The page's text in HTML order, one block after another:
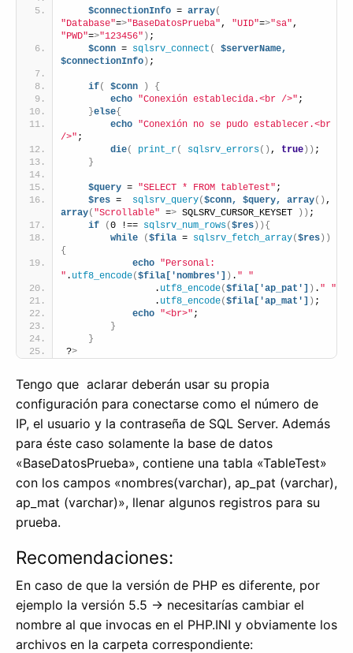
$connectionInfo = array(
"Database"=>"BaseDatosPrueba" , "UID"=>"sa"
"PWD"=>"123456" ) ;
$conn = sqlsrv_connect (
$serverName,
$connectionInfo) ;
if( $conn )
{
echo "Conexión establecida.<br />" ;
}else{
echo "Conexión no se pudo establecer.<br
/>" ;
die( print_r( sqlsrv_errors() , true)) ;
}
$query = "SELECT * FROM tableTest" ;
$res = sqlsrv_query($conn, $query, array()
array( "Scrollable" => SQLSRV_CURSOR_KEYSET )) ;
if
(0 !== sqlsrv_num_rows($res)){
while
($fila = sqlsrv_fetch_array($res))
{
echo "Personal:
" . utf8_encode($fila['nombres'] ) . " "
                .
utf8_encode($fila['ap_pat'] ) . " "
                .
utf8_encode($fila['ap_mat'] ) ;
echo "<br>" ;
}
}
?>
Tengo que aclarar deberán usar su propia
configuración para conectarse como el número de
IP, el usuario y la contraseña de SQL Server. Además
para éste caso solamente la base de datos
«BaseDatosPrueba», contiene una tabla «TableTest»
con los campos «nombres(varchar), ap_pat (varchar),
ap_mat (varchar)», llenar algunos registros para su
prueba.
Recomendaciones:
En caso de que la versión de PHP es diferente, por
ejemplo la versión 5.5 -> necesitarías cambiar el
nombre al que invocas en el PHP.INI y obviamente los
archivos en la carpeta correspondiente: